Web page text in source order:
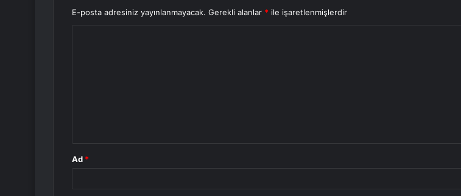
E-posta adresiniz yayınlanmayacak. Gerekli alanlar * ile işaretlenmişlerdir
Ad *